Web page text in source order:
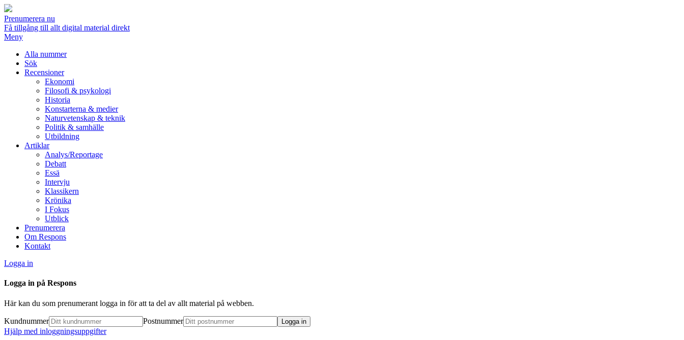
Prenumerera nu
Få tillgång till allt digital material direkt
Meny
Alla nummer
Sök
Recensioner
Ekonomi
Filosofi & psykologi
Historia
Konstarterna & medier
Naturvetenskap & teknik
Politik & samhälle
Utbildning
Artiklar
Analys/Reportage
Debatt
Essä
Intervju
Klassikern
Krönika
I Fokus
Utblick
Prenumerera
Om Respons
Kontakt
Logga in
Logga in på Respons
Här kan du som prenumerant logga in för att ta del av allt material på webben.
Kundnummer
Postnummer
Hjälp med inloggningsuppgifter